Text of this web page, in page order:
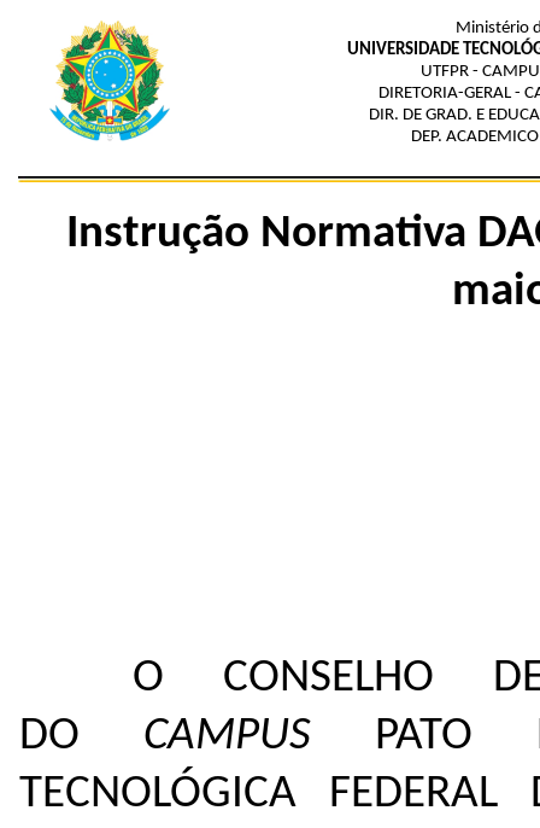
Ministério
UNIVERSIDADE
UTFPR -
DIRETORIA-GERAL -
DIR. DE GRAD. E
DEP.
Instrução Normativa
O CONSELHO
DO CAMPUS PATO
TECNOLÓGICA